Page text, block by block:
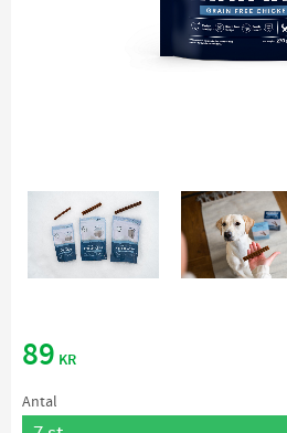
89 KR
Antal